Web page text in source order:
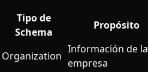
Tipo de
Schema
Propósito
Organization
Información de la
empresa